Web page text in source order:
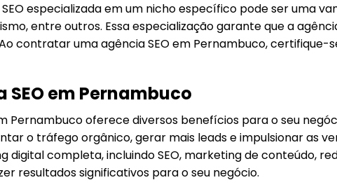
especializada em um nicho específico pode ser uma
entre outros. Essa especialização garante que a
contratar uma agência SEO em Pernambuco,
em Pernambuco
Pernambuco oferece diversos benefícios para o seu
o tráfego orgânico, gerar mais leads e impulsionar as
completa, incluindo SEO, marketing de conteúdo,
resultados significativos para o seu negócio.